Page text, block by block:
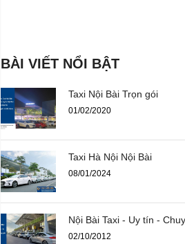
BÀI VIẾT NỔI BẬT
Taxi Nội Bài Trọn gói
01/02/2020
Taxi Hà Nội Nội Bài
08/01/2024
Nội Bài Taxi - Uy tín -
02/10/2012